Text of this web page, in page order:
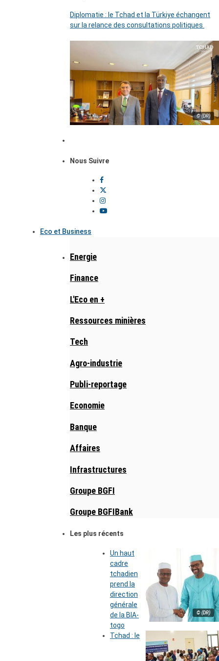
Diplomatie : le Tchad et la Türkiye échangent
sur la relance des consultations politiques
© (DR)
Nous Suivre
Eco et Business
Energie
Finance
L'Eco en +
Ressources minières
Tech
Agro-industrie
Publi-reportage
Economie
Banque
Affaires
Infrastructures
Groupe BGFI
Groupe BGFIBank
Les plus récents
© (DR)
Un haut
cadre
tchadien
prend la
direction
générale
de la BIA-
togo
Tchad : le